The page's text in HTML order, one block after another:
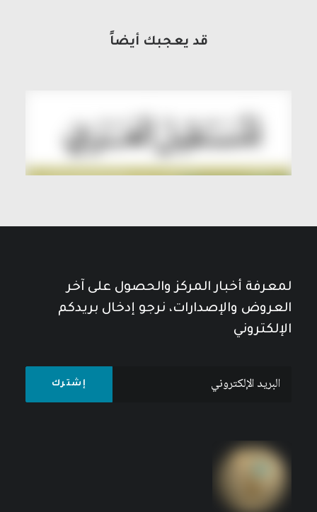
قد يعجبك أيضاً
لمعرفة أخبار المركز والحصول على آخر
العروض والإصدارات، نرجو إدخال بريدكم
الإلكتروني